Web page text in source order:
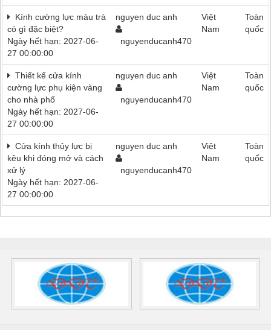
Kính cường lực màu trà
có gì đặc biệt?
Ngày hết hạn: 2027-06-
27 00:00:00
nguyen duc anh
nguyenducanh470
Việt
Nam
Toàn
quốc
Thiết kế cửa kính
cường lực phụ kiện vàng
cho nhà phố
Ngày hết hạn: 2027-06-
27 00:00:00
nguyen duc anh
nguyenducanh470
Việt
Nam
Toàn
quốc
Cửa kính thủy lực bị
kêu khi đóng mở và cách
xử lý
Ngày hết hạn: 2027-06-
27 00:00:00
nguyen duc anh
nguyenducanh470
Việt
Nam
Toàn
quốc